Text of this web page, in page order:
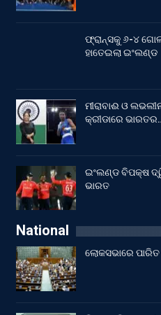
ଫ୍ରାନ୍ସକୁ ୬-୪
ହାତେଇଲା ଇଂଲଣ୍ଡ
ମୀରାବାଈ ଓ
କ୍ରୀଡାରେ
ଇଂଲଣ୍ଡ ବିପକ୍ଷ
ଭାରତ
National
ଲୋକସଭାରେ